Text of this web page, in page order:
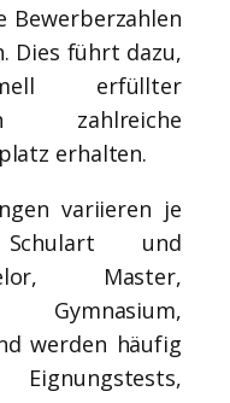
Bewerberzahlen
Dies führt dazu,
erfüllter
zahlreiche
erhalten.
variieren je
und
Master,
werden häufig